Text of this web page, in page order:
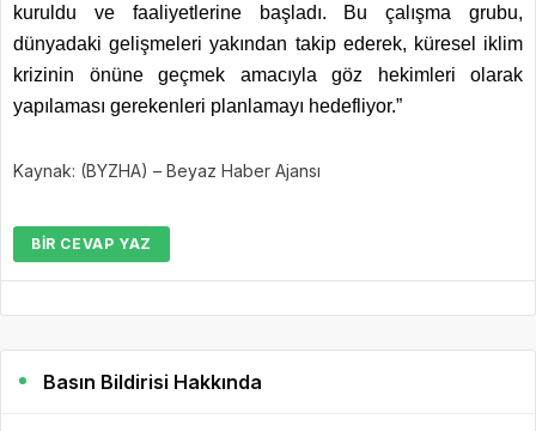
kuruldu ve faaliyetlerine başladı. Bu çalışma grubu,
dünyadaki gelişmeleri yakından takip ederek, küresel iklim
krizinin önüne geçmek amacıyla göz hekimleri olarak
yapılaması gerekenleri planlamayı hedefliyor.”
Kaynak: (BYZHA) – Beyaz Haber Ajansı
BIR CEVAP YAZ
Basın Bildirisi Hakkında